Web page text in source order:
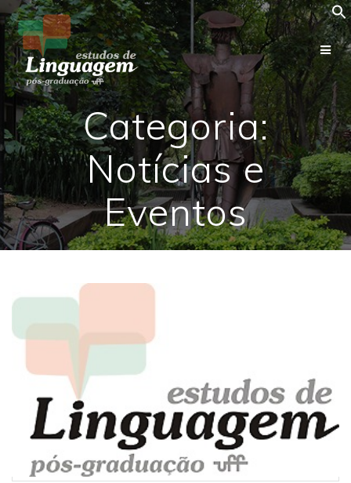
Skip
to
content
Categoria:
Notícias e
Eventos